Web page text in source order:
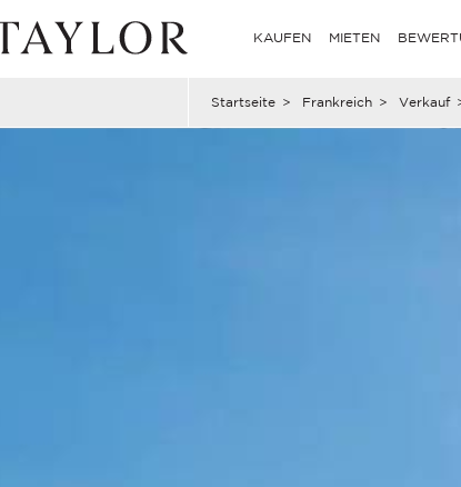
KAUFEN MIETEN
Startseite > Frankreich > Verkauf